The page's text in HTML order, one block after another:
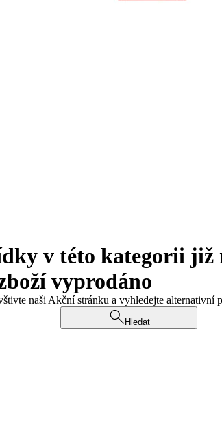
v této kategorii již
vyprodáno
naši Akční stránku a vyhledejte alternativní
Hledat